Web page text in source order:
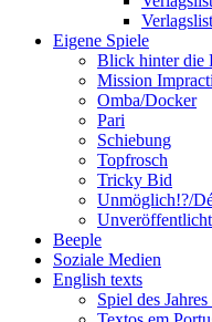
Eigene Spiele
Blick hinter die
Mission
Omba/Docker
Pari
Schiebung
Topfrosch
Tricky Bid
Unmöglich!?/
Beeple
Soziale Medien
English texts
Spiel des